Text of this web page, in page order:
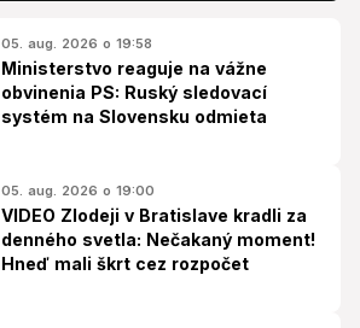
05. aug. 2026 o 19:58
Ministerstvo reaguje na vážne
obvinenia PS: Ruský sledovací
systém na Slovensku odmieta
05. aug. 2026 o 19:00
VIDEO Zlodeji v Bratislave kradli za
denného svetla: Nečakaný moment!
Hneď mali škrt cez rozpočet